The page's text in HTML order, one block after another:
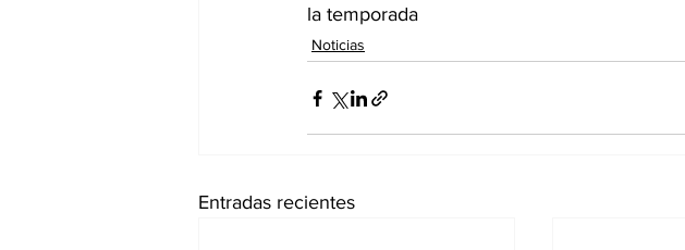
la temporada
Noticias
Entradas recientes